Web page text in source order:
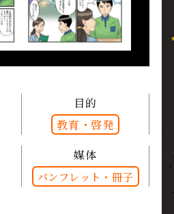
目的
教育・啓発
媒体
パンフレット・冊子